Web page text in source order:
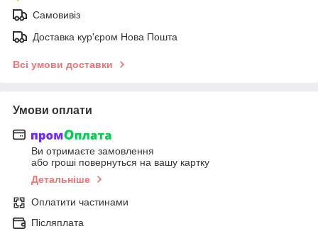
Самовивіз
Доставка кур'єром Нова Пошта
Всі умови доставки
Умови оплати
Ви отримаєте замовлення
або гроші повернуться на вашу картку
Детальніше
Оплатити частинами
Післяплата